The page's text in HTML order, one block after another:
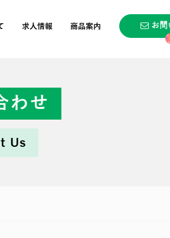
求⼈情報 商品案内 お問
わせ
Us